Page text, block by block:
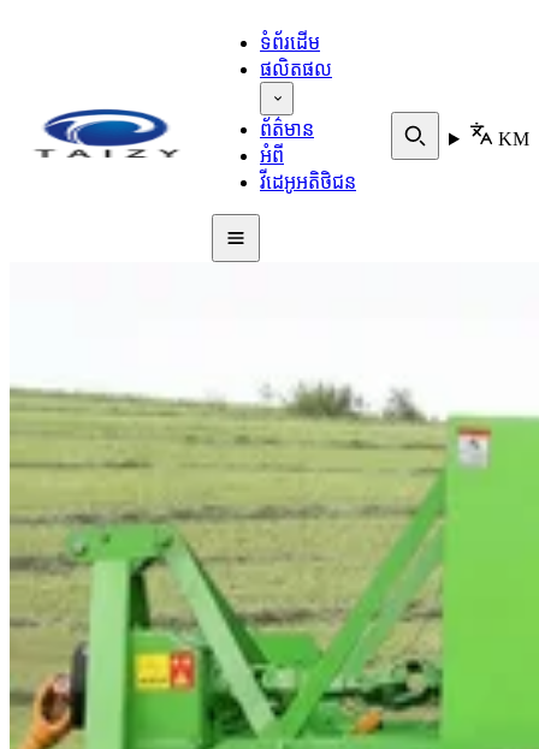
ទំព័រដើម
ផលិតផល
ព័ត៌មាន
អំពី
វីដេអូអតិថិជន
KM